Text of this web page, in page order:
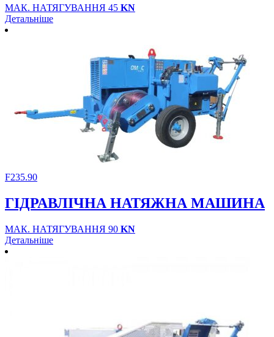
МАК. НАТЯГУВАННЯ 45 KN
Детальніше
F235.90
ГІДРАВЛІЧНА НАТЯЖНА МАШИНА
МАК. НАТЯГУВАННЯ 90 KN
Детальніше